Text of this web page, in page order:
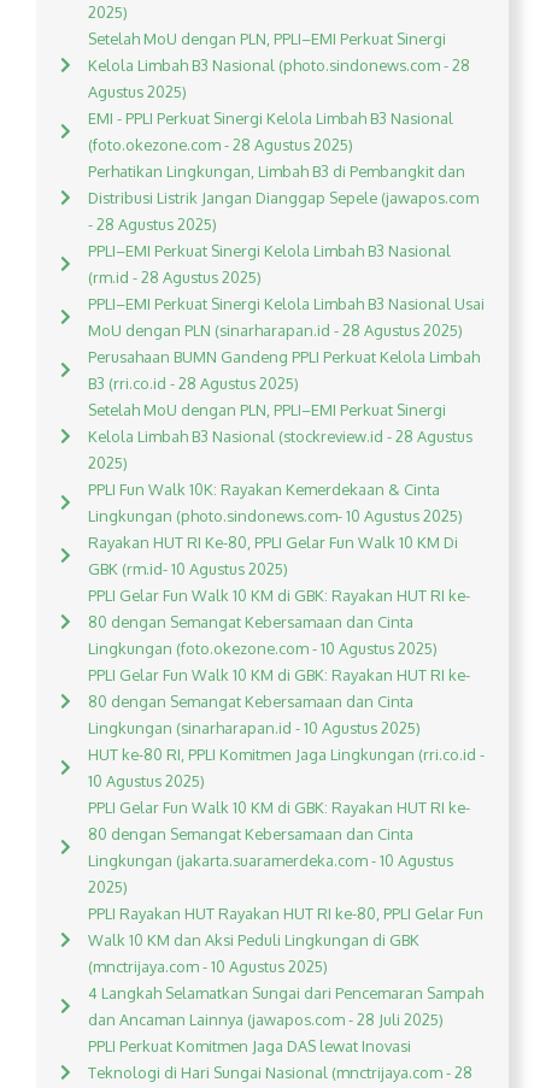
2025)
Setelah MoU dengan PLN, PPLI–EMI Perkuat Sinergi
Kelola Limbah B3 Nasional (photo.sindonews.com - 28
Agustus 2025)
EMI - PPLI Perkuat Sinergi Kelola Limbah B3 Nasional
(foto.okezone.com - 28 Agustus 2025)
Perhatikan Lingkungan, Limbah B3 di Pembangkit dan
Distribusi Listrik Jangan Dianggap Sepele (jawapos.com
- 28 Agustus 2025)
PPLI–EMI Perkuat Sinergi Kelola Limbah B3 Nasional
(rm.id - 28 Agustus 2025)
PPLI–EMI Perkuat Sinergi Kelola Limbah B3 Nasional Usai
MoU dengan PLN (sinarharapan.id - 28 Agustus 2025)
Perusahaan BUMN Gandeng PPLI Perkuat Kelola Limbah
B3 (rri.co.id - 28 Agustus 2025)
Setelah MoU dengan PLN, PPLI–EMI Perkuat Sinergi
Kelola Limbah B3 Nasional (stockreview.id - 28 Agustus
2025)
PPLI Fun Walk 10K: Rayakan Kemerdekaan & Cinta
Lingkungan (photo.sindonews.com- 10 Agustus 2025)
Rayakan HUT RI Ke-80, PPLI Gelar Fun Walk 10 KM Di
GBK (rm.id- 10 Agustus 2025)
PPLI Gelar Fun Walk 10 KM di GBK: Rayakan HUT RI ke-
80 dengan Semangat Kebersamaan dan Cinta
Lingkungan (foto.okezone.com - 10 Agustus 2025)
PPLI Gelar Fun Walk 10 KM di GBK: Rayakan HUT RI ke-
80 dengan Semangat Kebersamaan dan Cinta
Lingkungan (sinarharapan.id - 10 Agustus 2025)
HUT ke-80 RI, PPLI Komitmen Jaga Lingkungan (rri.co.id -
10 Agustus 2025)
PPLI Gelar Fun Walk 10 KM di GBK: Rayakan HUT RI ke-
80 dengan Semangat Kebersamaan dan Cinta
Lingkungan (jakarta.suaramerdeka.com - 10 Agustus
2025)
PPLI Rayakan HUT Rayakan HUT RI ke-80, PPLI Gelar Fun
Walk 10 KM dan Aksi Peduli Lingkungan di GBK
(mnctrijaya.com - 10 Agustus 2025)
4 Langkah Selamatkan Sungai dari Pencemaran Sampah
dan Ancaman Lainnya (jawapos.com - 28 Juli 2025)
PPLI Perkuat Komitmen Jaga DAS lewat Inovasi
Teknologi di Hari Sungai Nasional (mnctrijaya.com - 28